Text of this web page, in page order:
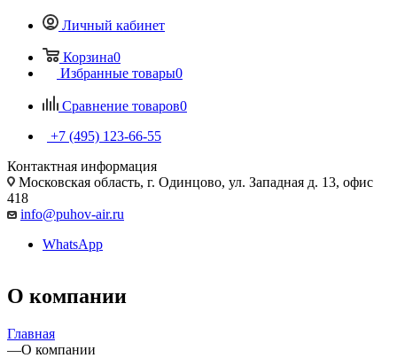
Личный кабинет
Корзина0
Избранные товары0
Сравнение товаров0
+7 (495) 123-66-55
Контактная информация
Московская область, г. Одинцово, ул. Западная д. 13, офис
418
info@puhov-air.ru
WhatsApp
О компании
Главная
—О компании